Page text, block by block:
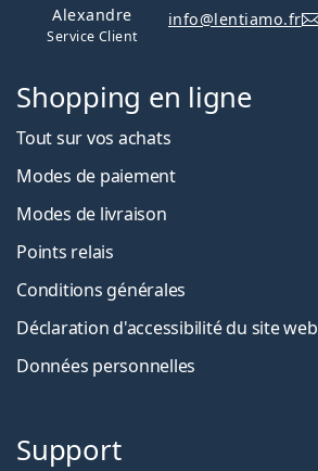
Alexandre
Service Client
info@lentiamo.fr
Shopping en ligne
Tout sur vos achats
Modes de paiement
Modes de livraison
Points relais
Conditions générales
Déclaration d'accessibilité du site web
Données personnelles
Support